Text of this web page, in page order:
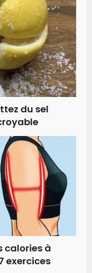
du sel
calories à
exercices